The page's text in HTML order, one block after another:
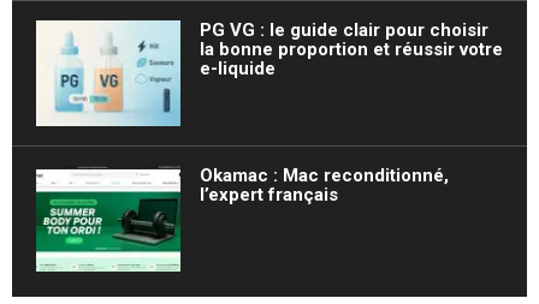
PG VG : le guide clair pour choisir
la bonne proportion et réussir votre
e-liquide
Okamac : Mac reconditionné,
l’expert français